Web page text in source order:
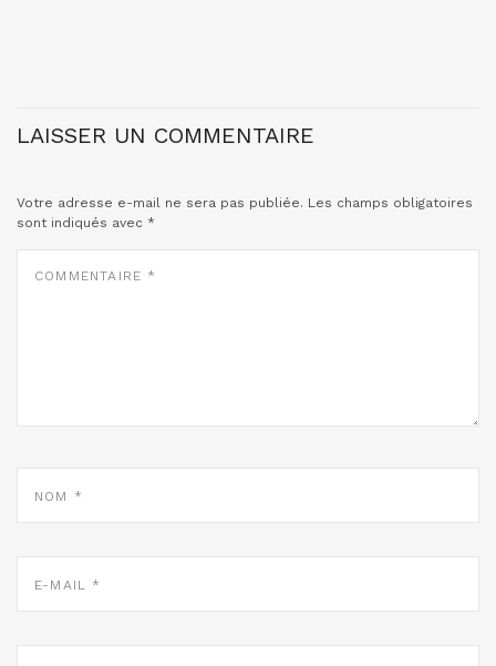
LAISSER UN COMMENTAIRE
Votre adresse e-mail ne sera pas publiée. Les champs obligatoires
sont indiqués avec *
MAIL